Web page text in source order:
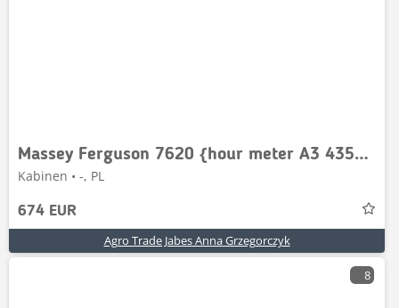
Massey Ferguson 7620 {hour meter A3 4353089 M92}
Kabinen • -, PL
674 EUR
Agro Trade Jabes Anna Grzegorczyk
8